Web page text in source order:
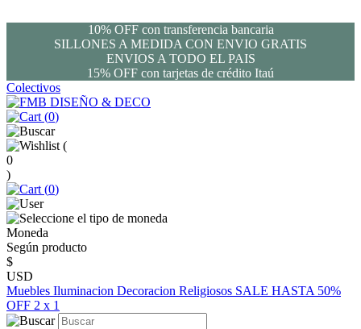
10% OFF con transferencia bancaria
SILLONES A MEDIDA CON ENVIO GRATIS
ENVIOS A TODO EL PAIS
15% OFF con tarjetas de crédito Itaú
Colectivos
(0)
(
0
)
(0)
Moneda
Según producto
$
USD
Muebles Iluminacion Decoracion Religiosos SALE HASTA 50%
OFF 2 x 1